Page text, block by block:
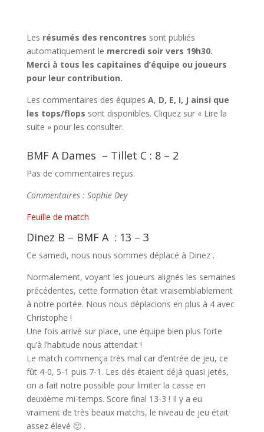
Les résumés des rencontres sont publiés
automatiquement le mercredi soir vers 19h30.
Merci à tous les capitaines d’équipe ou joueurs
pour leur contribution.
Les commentaires des équipes A, D, E, I, J ainsi que
les tops/flops sont disponibles. Cliquez sur « Lire la
suite » pour les consulter.
BMF A Dames – Tillet C : 8 – 2
Pas de commentaires reçus.
Commentaires : Sophie Dey
Feuille de match
Dinez B – BMF A : 13 – 3
Ce samedi, nous nous sommes déplacé à Dinez .
Normalement, voyant les joueurs alignés les semaines
précédentes, cette formation était vraisemblablement
à notre portée. Nous nous déplacions en plus à 4 avec
Christophe !
Une fois arrivé sur place, une équipe bien plus forte
qu’à l’habitude nous attendait !
Le match commença très mal car d’entrée de jeu, ce
fût 4-0, 5-1 puis 7-1. Les dés étaient déjà quasi jetés,
on a fait notre possible pour limiter la casse en
deuxième mi-temps. Score final 13-3 ! Il y a eu
vraiment de très beaux matchs, le niveau de jeu était
assez élevé 🙂 .